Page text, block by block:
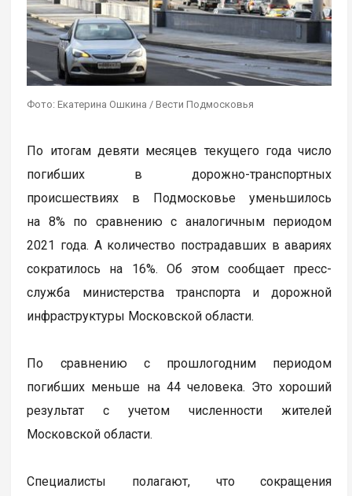
Фото: Екатерина Ошкина / Вести Подмосковья
По итогам девяти месяцев текущего года число
погибших в дорожно-транспортных
происшествиях в Подмосковье уменьшилось
на 8% по сравнению с аналогичным периодом
2021 года. А количество пострадавших в авариях
сократилось на 16%. Об этом сообщает пресс-
служба министерства транспорта и дорожной
инфраструктуры Московской области.
По сравнению с прошлогодним периодом
погибших меньше на 44 человека. Это хороший
результат с учетом численности жителей
Московской области.
Специалисты полагают, что сокращения